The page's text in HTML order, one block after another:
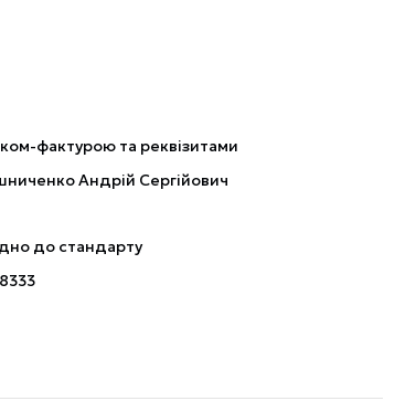
фактурою та реквізитами
Андрій Сергійович
до стандарту